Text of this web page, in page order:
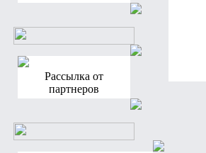
Рассылка от
партнеров